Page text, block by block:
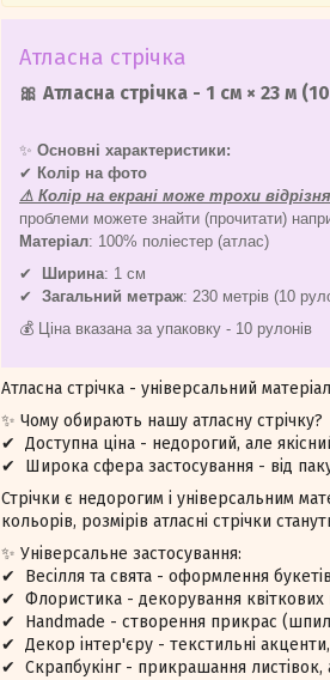
Атласна стрічка
🎀 Атласна стрічка - 1 см × 23 м
✨ Основні характеристики:
✔ Колір на фото
⚠ Колір на екрані може трохи
проблеми можете знайти (прочитати)
Матеріал: 100% поліестер (атлас)
✔
Ширина: 1 см
✔ Загальний метраж: 230 метрів (10
💰 Ціна вказана за упаковку - 10 рулонів
Атласна стрічка - універсальний
✨ Чому обирають нашу атласну стрічку?
✔ Доступна ціна - недорогий, але
✔ Широка сфера застосування - від
Стрічки є недорогим і універсальним
кольорів, розмірів атласні стрічки
✨ Універсальне застосування:
✔ Весілля та свята - оформлення
✔ Флористика - декорування квіткових
✔ Handmade - створення прикрас
✔ Декор інтер'єру - текстильні
✔ Скрапбукінг - прикрашання